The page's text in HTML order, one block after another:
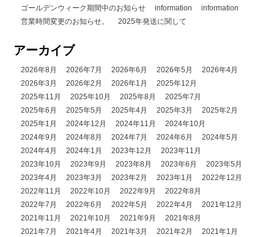
ゴールデンウィーク期間中のお知らせ
information
information
営業時間変更のお知らせ。
2025年発送に関して
アーカイブ
2026年8月 2026年7月 2026年6月 2026年5月
2026年4月
2026年3月
2026年2月 2026年1月
2025年12月
2025年11月
2025年10月 2025年8月
2025年7月
2025年6月
2025年5月 2025年4月 2025年3月
2025年2月
2025年1月
2024年12月 2024年11月
2024年10月
2024年9月
2024年8月 2024年7月 2024年6月
2024年5月
2024年4月
2024年1月 2023年12月
2023年11月
2023年10月
2023年9月 2023年8月 2023年6月
2023年5月
2023年4月
2023年3月 2023年2月 2023年1月
2022年12月
2022年11月
2022年10月 2022年9月
2022年8月
2022年7月
2022年6月 2022年5月 2022年4月
2021年12月
2021年11月
2021年10月 2021年9月
2021年8月
2021年7月
2021年4月 2021年3月 2021年2月
2021年1月